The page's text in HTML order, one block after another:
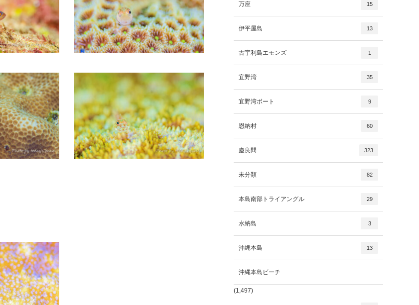
万座 15
伊平屋島 13
古宇利島エモンズ 1
宜野湾 35
宜野湾ボート 9
恩納村 60
慶良間 323
未分類 82
本島南部トライアングル 29
水納島 3
沖縄本島 13
沖縄本島ビーチ
(1,497)